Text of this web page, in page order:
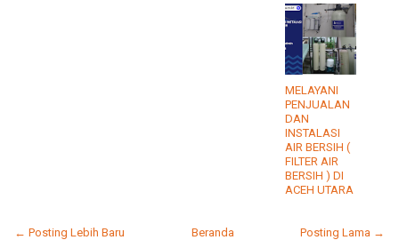
MELAYANI
PENJUALAN
DAN
INSTALASI
AIR BERSIH (
FILTER AIR
BERSIH ) DI
ACEH UTARA
← Posting Lebih Baru Posting Lama →
Beranda